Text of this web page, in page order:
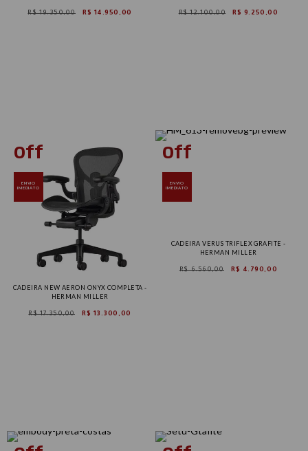
R$ 19.350,00 R$ 14.950,00 R$ 12.100,00 R$ 9.250,00
CADEIRA NEW AERON ONYX COMPLETA -
HERMAN MILLER
R$ 17.350,00 R$ 13.300,00
ENVIO
IMEDIATO
CADEIRA VERUS TRIFLEX GRAFITE -
HERMAN MILLER
R$ 6.560,00 R$ 4.790,00
ENVIO
IMEDIATO